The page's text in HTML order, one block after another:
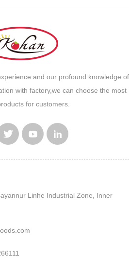
and our profound knowledge of
with factory,we can choose the most
for customers.
Linhe Industrial Zone, Inner